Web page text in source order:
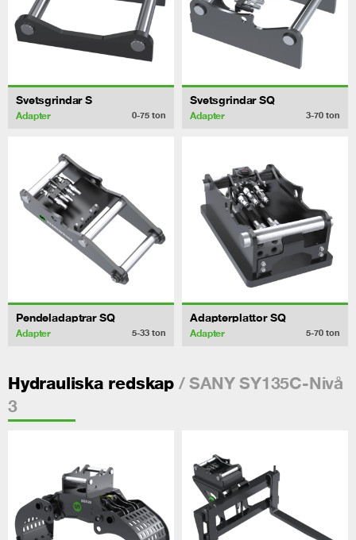
Svetsgrindar S
Adapter 0-75 ton
Svetsgrindar SQ
Adapter 3-70 ton
Pendeladaptrar SQ
Adapter 5-33 ton
Adapterplattor SQ
Adapter 5-70 ton
Hydrauliska redskap/ SANY SY135C-Nivå
3